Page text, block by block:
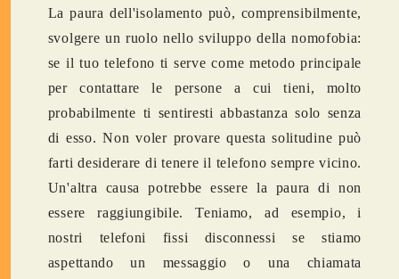
La paura dell'isolamento può, comprensibilmente,
svolgere un ruolo nello sviluppo della nomofobia:
se il tuo telefono ti serve come metodo principale
per contattare le persone a cui tieni, molto
probabilmente ti sentiresti abbastanza solo senza
di esso. Non voler provare questa solitudine può
farti desiderare di tenere il telefono sempre vicino.
Un'altra causa potrebbe essere la paura di non
essere raggiungibile. Teniamo, ad esempio, i
nostri telefoni fissi disconnessi se stiamo
aspettando un messaggio o una chiamata